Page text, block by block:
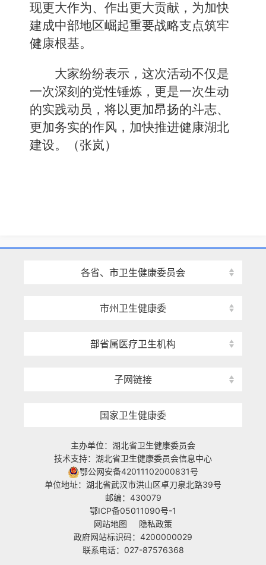
现更大作为、作出更大贡献，为加快
建成中部地区崛起重要战略支点筑牢
健康根基。
大家纷纷表示，这次活动不仅是
一次深刻的党性锤炼，更是一次生动
的实践动员，将以更加昂扬的斗志、
更加务实的作风，加快推进健康湖北
建设。（张岚）
各省、市卫生健康委员会
市州卫生健康委
部省属医疗卫生机构
子网链接
国家卫生健康委
主办单位：湖北省卫生健康委员会
技术支持：湖北省卫生健康委员会信息中心
鄂公网安备42011102000831号
单位地址：湖北省武汉市洪山区卓刀泉北路39号
邮编：430079
鄂ICP备05011090号-1
网站地图
隐私政策
政府网站标识码：4200000029
联系电话：027-87576368